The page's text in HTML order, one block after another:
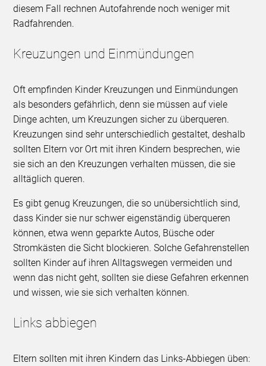
diesem Fall rechnen Autofahrende noch weniger mit
Radfahrenden.
Kreuzungen und Einmündungen
Oft empfinden Kinder Kreuzungen und Einmündungen
als besonders gefährlich, denn sie müssen auf viele
Dinge achten, um Kreuzungen sicher zu überqueren.
Kreuzungen sind sehr unterschiedlich gestaltet, deshalb
sollten Eltern vor Ort mit ihren Kindern besprechen, wie
sie sich an den Kreuzungen verhalten müssen, die sie
alltäglich queren.
Es gibt genug Kreuzungen, die so unübersichtlich sind,
dass Kinder sie nur schwer eigenständig überqueren
können, etwa wenn geparkte Autos, Büsche oder
Stromkästen die Sicht blockieren. Solche Gefahrenstellen
sollten Kinder auf ihren Alltagswegen vermeiden und
wenn das nicht geht, sollten sie diese Gefahren erkennen
und wissen, wie sie sich verhalten können.
Links abbiegen
Eltern sollten mit ihren Kindern das Links-Abbiegen üben: